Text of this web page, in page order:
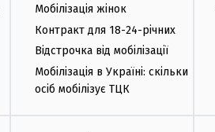
Мобілізація жінок
Контракт для 18-24-річних
Відстрочка від мобілізації
Мобілізація в Україні: скільки
осіб мобілізує ТЦК